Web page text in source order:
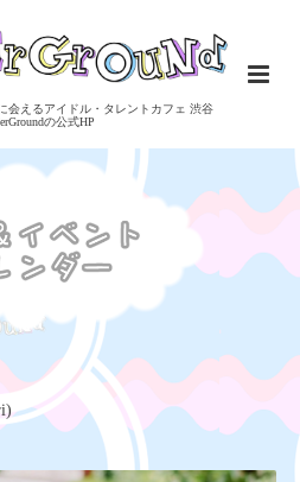
会えるアイドル・タレントカフェ 渋谷
の公式HP